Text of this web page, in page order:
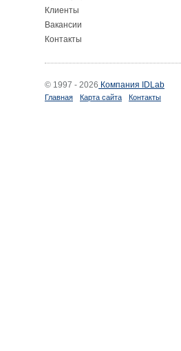
Клиенты
Вакансии
Контакты
© 1997 - 2026 Компания IDLab
Главная Карта сайта Контакты